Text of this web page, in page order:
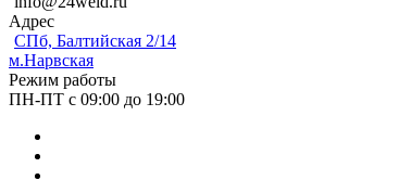
Адрес
СПб, Балтийская 2/14
м.Нарвская
Режим работы
ПН-ПТ с 09:00 до 19:00